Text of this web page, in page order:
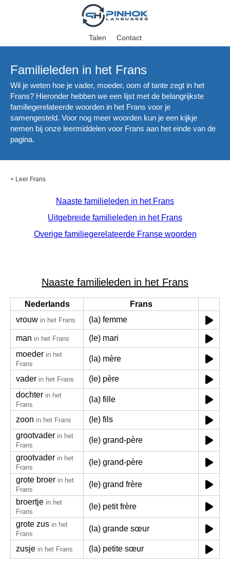
Talen Contact
Familieleden in het Frans
Wil je weten hoe je vader, moeder, oom of tante zegt in het
Frans? Hieronder hebben we een lijst met de belangrijkste
familiegerelateerde woorden in het Frans voor je
samengesteld. Voor nog meer woorden kun je een kijkje
nemen bij onze leermiddelen voor Frans aan het einde van de
pagina.
< Leer Frans
Naaste familieleden in het Frans
Uitgebreide familieleden in het Frans
Overige familiegerelateerde Franse woorden
Naaste familieleden in het Frans
Nederlands
Frans
vrouw in het Frans (la) femme
man in het Frans
(le) mari
moeder in het
Frans
(la) mère
vader in het Frans
(le) père
dochter in het
Frans
(la) fille
zoon in het Frans
(le) fils
grootvader in het
Frans
(le) grand-père
grootvader in het
Frans
(le) grand-père
grote broer in het
Frans
(le) grand frère
broertje in het
Frans
(le) petit frère
grote zus in het
Frans
(la) grande sœur
zusje in het Frans (la) petite sœur